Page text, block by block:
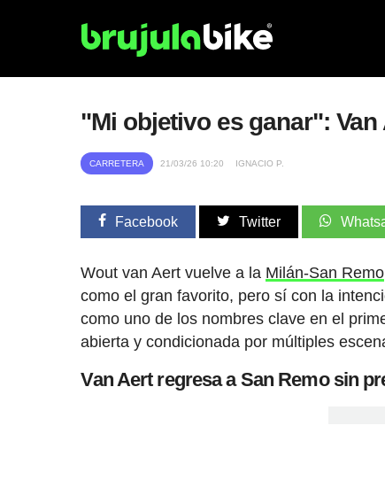
"Mi objetivo es ganar": Van
CARRETERA 21/03/26 10:20 IGNACIO P.
Facebook Twitter
Wout van Aert vuelve a la Milán-San Remo
como el gran favorito, pero sí con la
como uno de los nombres clave en el
abierta y condicionada por múltiples
Van Aert regresa a San Remo sin